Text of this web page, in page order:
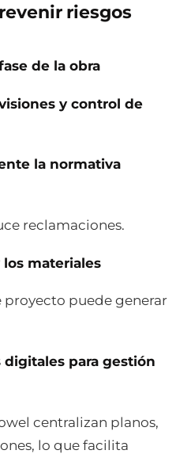
riesgos
de la obra
y control de
la normativa
reclamaciones.
los materiales
proyecto puede generar
digitales para gestión
centralizan planos,
lo que facilita